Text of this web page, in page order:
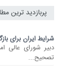
پربازدید ترین
شرایط ایران برای بازگشایی
دبیر شورای عالی
تصحیح...